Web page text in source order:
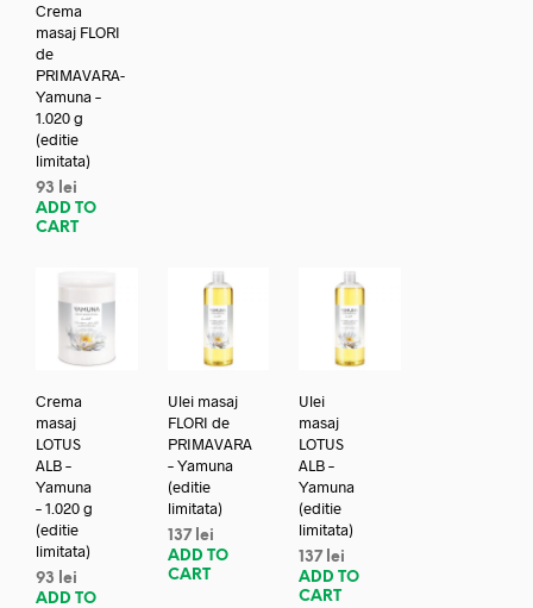
Crema
masaj FLORI
de
PRIMAVARA-
Yamuna –
1.020 g
(editie
limitata)
93
lei
ADD TO
CART
Crema
masaj
LOTUS
ALB –
Yamuna
– 1.020 g
(editie
limitata)
93
lei
ADD TO
Ulei masaj
FLORI de
PRIMAVARA
– Yamuna
(editie
limitata)
137 lei
ADD TO
CART
Ulei
masaj
LOTUS
ALB –
Yamuna
(editie
limitata)
137 lei
ADD TO
CART